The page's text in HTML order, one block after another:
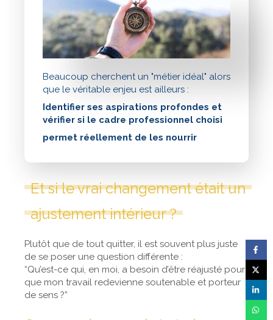
Beaucoup cherchent un "métier idéal" alors
que le véritable enjeu est ailleurs :
Identifier ses aspirations profondes et
vérifier si le cadre professionnel choisi
permet réellement de les nourrir
Et si le vrai changement était un
ajustement intérieur ?
Plutôt que de tout quitter, il est souvent plus juste
de se poser une question différente :
“Qu’est-ce qui, en moi, a besoin d’être réajusté pour
que mon travail redevienne soutenable et porteur
de sens ?”